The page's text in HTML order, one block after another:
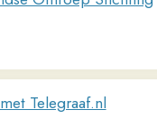
sportnieuws, uw